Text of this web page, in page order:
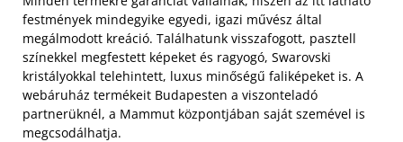
festmények mindegyike egyedi, igazi művész által
megálmodott kreáció. Találhatunk visszafogott, pasztell
színekkel megfestett képeket és ragyogó, Swarovski
kristályokkal telehintett, luxus minőségű faliképeket is. A
webáruház termékeit Budapesten a viszonteladó
partnerüknél, a Mammut központjában saját szemével is
megcsodálhatja.